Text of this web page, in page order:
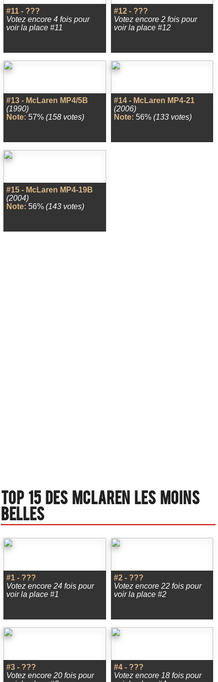
#11 - ???
Votez encore 4 fois pour
voir la place #11
#12 - ???
Votez encore 2 fois pour
voir la place #12
#13 - McLaren MP4/5B
(1990)
Note: 57% (158 votes)
#14 - McLaren MP4-21
(2006)
Note: 56% (133 votes)
#15 - McLaren MP4-19B
(2004)
Note: 56% (143 votes)
Top 15 des Mclaren les moins
belles
#1 - ???
Votez encore 24 fois pour
voir la place #1
#2 - ???
Votez encore 22 fois pour
voir la place #2
#3 - ???
Votez encore 20 fois pour
#4 - ???
Votez encore 18 fois pour